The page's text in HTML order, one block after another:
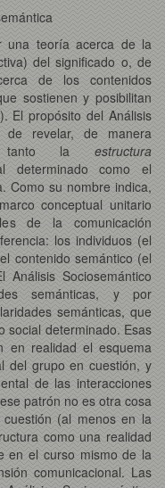
una teoría acerca de la
del significado o, de
de los contenidos
sostienen y posibilitan
El propósito del Análisis
revelar, de manera
tanto la estructura
como el
Como su nombre indica,
conceptual unitario
de la comunicación
los individuos (el
contenido semántico (el
Análisis Sociosemántico
semánticas, y por
semánticas, que
social determinado. Esas
en realidad el esquema
del grupo en cuestión, y
de las interacciones
patrón no es otra cosa
(al menos en la
como una realidad
en el curso mismo de la
comunicacional. Las